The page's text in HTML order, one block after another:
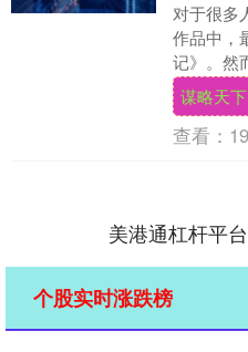
对于很多
作品中，
记》。然
有多部涉
世，包括
谋略天下
查看：
美港通杠杆平
个股实时涨跌榜